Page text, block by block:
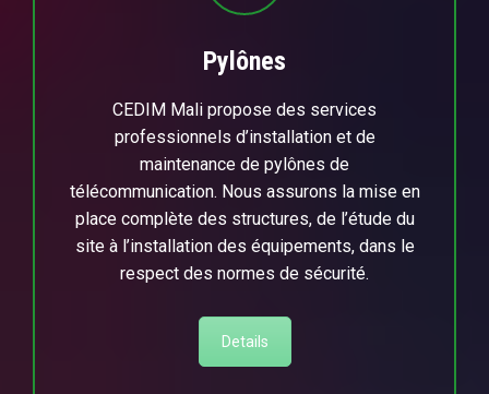
Pylônes
CEDIM Mali propose des services
professionnels d’installation et de
maintenance de pylônes de
télécommunication. Nous assurons la mise en
place complète des structures, de l’étude du
site à l’installation des équipements, dans le
respect des normes de sécurité.
Details